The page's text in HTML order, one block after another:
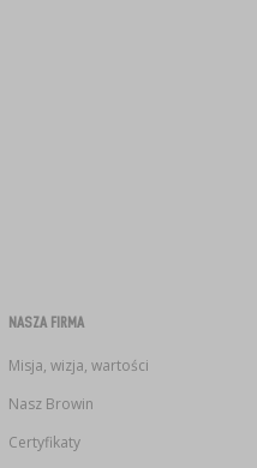
NASZA FIRMA
Misja, wizja, wartości
Nasz Browin
Certyfikaty